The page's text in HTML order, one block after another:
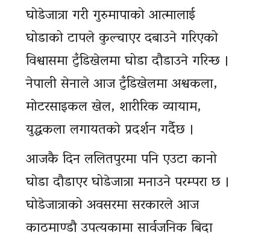
घोडेजात्रा गरी गुरुमापाको आत्मालाई
घोडाको टापले कुल्चाएर दबाउने गरिएको
विश्वासमा टुँडिखेलमा घोडा दौडाउने गरिन्छ ।
नेपाली सेनाले आज टुँडिखेलमा अश्वकला,
मोटरसाइकल खेल, शारीरिक व्यायाम,
युद्धकला लगायतको प्रदर्शन गर्दैछ ।
आजकै दिन ललितपुरमा पनि एउटा कानो
घोडा दौडाएर घोडेजात्रा मनाउने परम्परा छ ।
घोडेजात्राको अवसरमा सरकारले आज
काठमाण्डौ उपत्यकामा सार्वजनिक बिदा